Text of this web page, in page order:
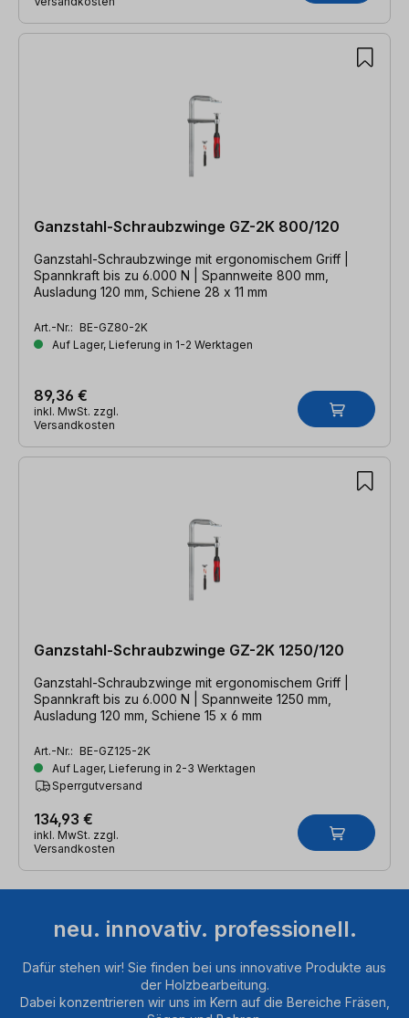
Ganzstahl-Schraubzwinge GZ-2K 800/120
Ganzstahl-Schraubzwinge mit ergonomischem Griff |
Spannkraft bis zu 6.000 N | Spannweite 800 mm,
Ausladung 120 mm, Schiene 28 x 11 mm
Art.-Nr.: BE-GZ80-2K
Auf Lager, Lieferung in 1-2 Werktagen
89,36 €
inkl. MwSt. zzgl.
Versandkosten
Ganzstahl-Schraubzwinge GZ-2K 1250/120
Ganzstahl-Schraubzwinge mit ergonomischem Griff |
Spannkraft bis zu 6.000 N | Spannweite 1250 mm,
Ausladung 120 mm, Schiene 15 x 6 mm
Art.-Nr.: BE-GZ125-2K
Auf Lager, Lieferung in 2-3 Werktagen
Sperrgutversand
134,93 €
inkl. MwSt. zzgl.
Versandkosten
neu. innovativ. professionell.
Dafür stehen wir! Sie finden bei uns innovative Produkte aus
der Holzbearbeitung.
Dabei konzentrieren wir uns im Kern auf die Bereiche Fräsen,